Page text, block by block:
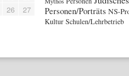
26
27
Personen/Porträts NS-
Kultur Schulen/Lehrbetrieb